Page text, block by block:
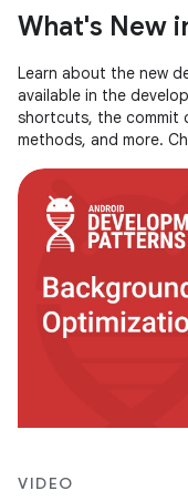
What's New
Learn about the new
available in the
shortcuts, the commit
methods, and more.
VIDEO